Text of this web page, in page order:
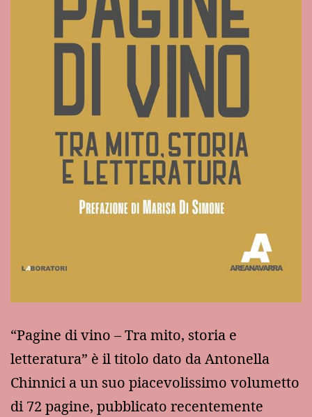
“Pagine di vino – Tra mito, storia e
letteratura” è il titolo dato da Antonella
Chinnici a un suo piacevolissimo volumetto
di 72 pagine, pubblicato recentemente